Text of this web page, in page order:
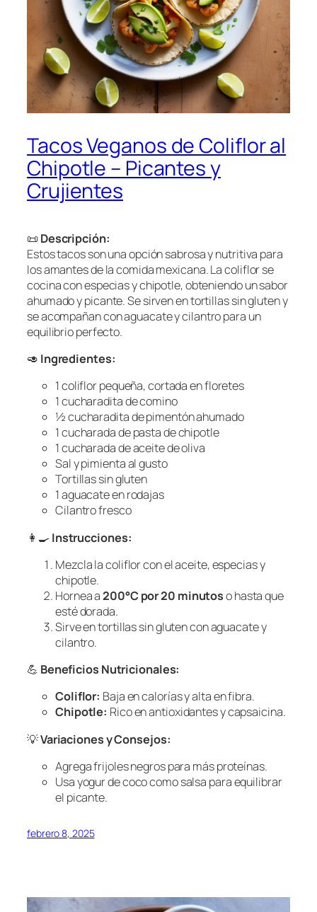
Tacos Veganos de Coliflor al
Chipotle – Picantes y
Crujientes
📜Descripción:
Estos tacos son una opción sabrosa y nutritiva para
los amantes de la comida mexicana. La coliflor se
cocina con especias y chipotle, obteniendo un sabor
ahumado y picante. Se sirven en tortillas sin gluten y
se acompañan con aguacate y cilantro para un
equilibrio perfecto.
🥑 Ingredientes:
1 coliflor pequeña, cortada en floretes
1 cucharadita de comino
½ cucharadita de pimentón ahumado
1 cucharada de pasta de chipotle
1 cucharada de aceite de oliva
Sal y pimienta al gusto
Tortillas sin gluten
1 aguacate en rodajas
Cilantro fresco
👩‍🍳Instrucciones:
Mezcla la coliflor con el aceite, especias y
chipotle.
Hornea a200°C por 20 minutoso hasta que
esté dorada.
Sirve en tortillas sin gluten con aguacate y
cilantro.
💪 Beneficios Nutricionales:
Coliflor: Baja en calorías y alta en fibra.
Chipotle: Rico en antioxidantes y capsaicina.
💡Variaciones y Consejos:
Agrega frijoles negros para más proteínas.
Usa yogur de coco como salsa para equilibrar
el picante.
febrero 8, 2025